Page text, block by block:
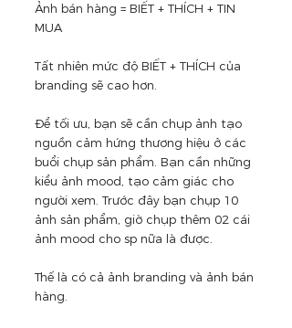
Ảnh bán hàng = BIẾT + THÍCH + TIN
MUA
Tất nhiên mức độ BIẾT + THÍCH của
branding sẽ cao hơn.
Để tối ưu, bạn sẽ cần chụp ảnh tạo
nguồn cảm hứng thương hiệu ở các
buổi chụp sản phẩm. Bạn cần những
kiểu ảnh mood, tạo cảm giác cho
người xem. Trước đây bạn chụp 10
ảnh sản phẩm, giờ chụp thêm 02 cái
ảnh mood cho sp nữa là được.
Thế là có cả ảnh branding và ảnh bán
hàng.